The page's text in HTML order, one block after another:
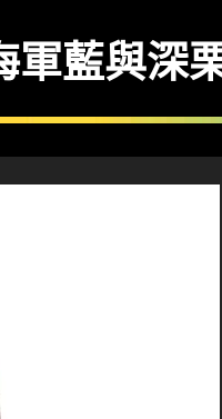
軍藍與深